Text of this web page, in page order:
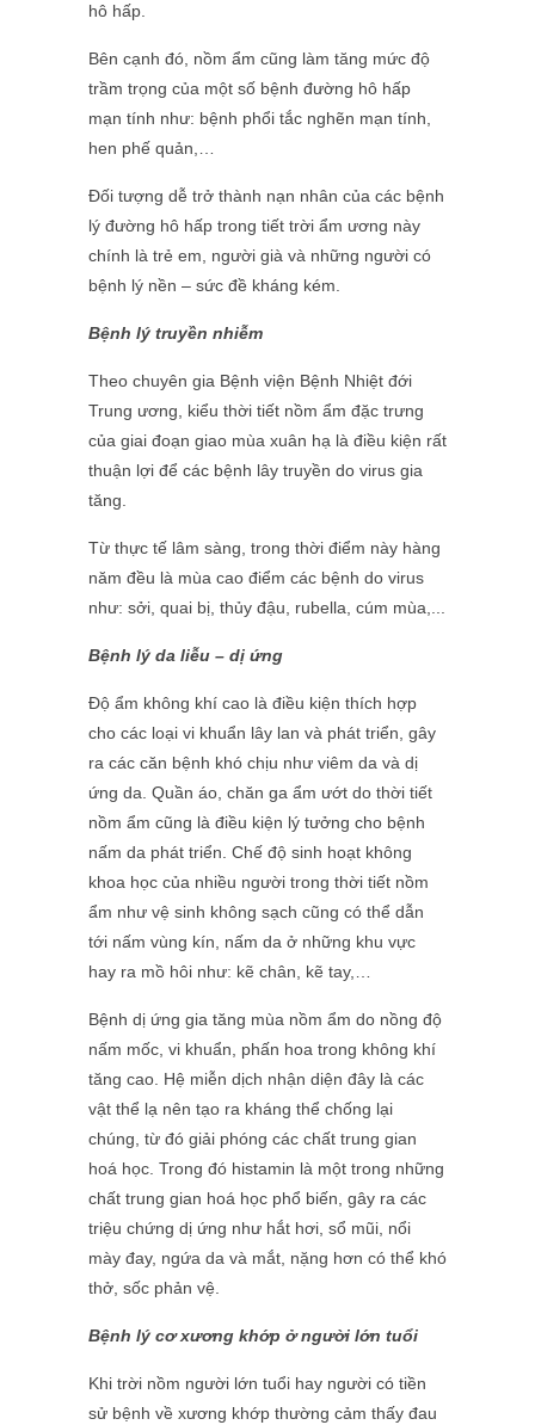
hô hấp.
Bên cạnh đó, nồm ẩm cũng làm tăng mức độ
trầm trọng của một số bệnh đường hô hấp
mạn tính như: bệnh phổi tắc nghẽn mạn tính,
hen phế quản,…
Đối tượng dễ trở thành nạn nhân của các bệnh
lý đường hô hấp trong tiết trời ẩm ương này
chính là trẻ em, người già và những người có
bệnh lý nền – sức đề kháng kém.
Bệnh lý truyền nhiễm
Theo chuyên gia Bệnh viện Bệnh Nhiệt đới
Trung ương, kiểu thời tiết nồm ẩm đặc trưng
của giai đoạn giao mùa xuân hạ là điều kiện rất
thuận lợi để các bệnh lây truyền do virus gia
tăng.
Từ thực tế lâm sàng, trong thời điểm này hàng
năm đều là mùa cao điểm các bệnh do virus
như: sởi, quai bị, thủy đậu, rubella, cúm mùa,...
Bệnh lý da liễu – dị ứng
Độ ẩm không khí cao là điều kiện thích hợp
cho các loại vi khuẩn lây lan và phát triển, gây
ra các căn bệnh khó chịu như viêm da và dị
ứng da. Quần áo, chăn ga ẩm ướt do thời tiết
nồm ẩm cũng là điều kiện lý tưởng cho bệnh
nấm da phát triển. Chế độ sinh hoạt không
khoa học của nhiều người trong thời tiết nồm
ẩm như vệ sinh không sạch cũng có thể dẫn
tới nấm vùng kín, nấm da ở những khu vực
hay ra mồ hôi như: kẽ chân, kẽ tay,…
Bệnh dị ứng gia tăng mùa nồm ẩm do nồng độ
nấm mốc, vi khuẩn, phấn hoa trong không khí
tăng cao. Hệ miễn dịch nhận diện đây là các
vật thể lạ nên tạo ra kháng thể chống lại
chúng, từ đó giải phóng các chất trung gian
hoá học. Trong đó histamin là một trong những
chất trung gian hoá học phổ biến, gây ra các
triệu chứng dị ứng như hắt hơi, sổ mũi, nổi
mày đay, ngứa da và mắt, nặng hơn có thể khó
thở, sốc phản vệ.
Bệnh lý cơ xương khớp ở người lớn tuổi
Khi trời nồm người lớn tuổi hay người có tiền
sử bệnh về xương khớp thường cảm thấy đau